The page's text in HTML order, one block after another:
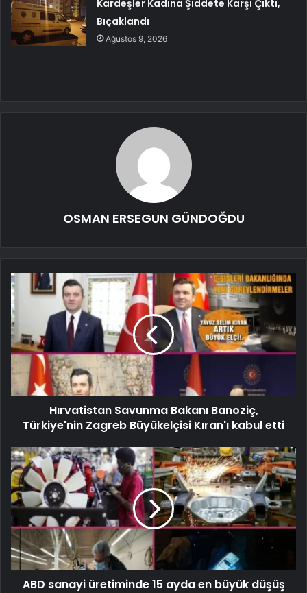
Kardeşler Kadına Şiddete Karşı Çıktı,
Bıçaklandı
Ağustos 9, 2026
OSMAN ERSEGUN GÜNDOĞDU
Hırvatistan Savunma Bakanı Banoziç,
Türkiye'nin Zagreb Büyükelçisi Kıran'ı kabul etti
ABD sanayi üretiminde 15 ayda en büyük düşüş